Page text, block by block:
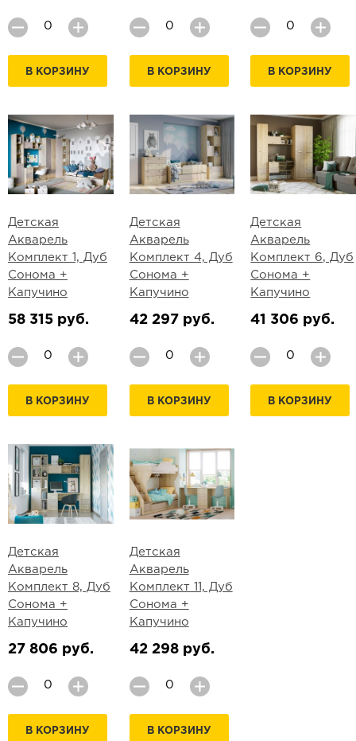
В КОРЗИНУ В КОРЗИНУ В КОРЗИНУ
Детская
Акварель
Комплект 1, Дуб
Сонома +
Капучино
58 315 руб.
В КОРЗИНУ
Детская
Акварель
Комплект 4, Дуб
Сонома +
Капучино
42 297 руб.
В КОРЗИНУ
Детская
Акварель
Комплект 6, Дуб
Сонома +
Капучино
41 306 руб.
В КОРЗИНУ
Детская
Акварель
Комплект 8, Дуб
Сонома +
Капучино
27 806 руб.
В КОРЗИНУ
Детская
Акварель
Комплект 11, Дуб
Сонома +
Капучино
42 298 руб.
В КОРЗИНУ